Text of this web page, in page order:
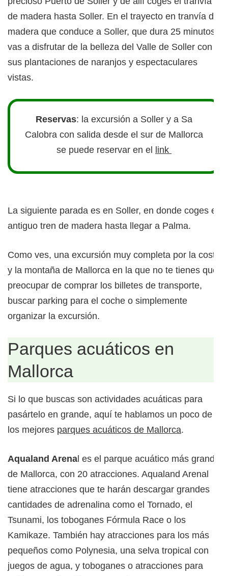
de madera hasta Soller. En el trayecto en tranvía de
madera que conduce a Soller, que dura 25 minutos,
vas a disfrutar de la belleza del Valle de Soller con
sus plantaciones de naranjos y espectaculares
vistas.
Reservas: la excursión a Soller y a Sa
Calobra con salida desde el sur de Mallorca
se puede reservar en el link
La siguiente parada es en Soller, en donde coges el
antiguo tren de madera hasta llegar a Palma.
Como ves, una excursión muy completa por la costa
y la montaña de Mallorca en la que no te tienes que
preocupar de comprar los billetes de transporte,
buscar parking para el coche o simplemente
organizar la excursión.
Parques acuáticos en
Mallorca
Si lo que buscas son actividades acuáticas para
pasártelo en grande, aquí te hablamos un poco de
los mejores parques acuáticos de Mallorca.
Aqualand Arenal es el parque acuático más grande
de Mallorca, con 20 atracciones. Aqualand Arenal
tiene atracciones que te harán descargar grandes
cantidades de adrenalina como el Tornado, el
Tsunami, los toboganes Fórmula Race o los
Kamikaze. También hay atracciones para los más
pequeños como Polynesia, una selva tropical con
juegos de agua, y toboganes o atracciones para